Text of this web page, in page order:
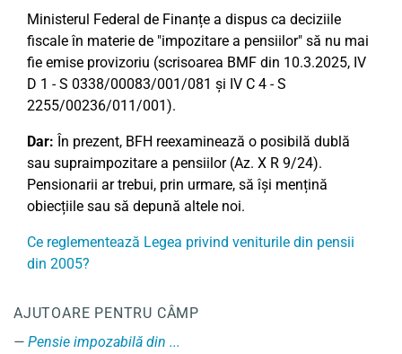
Ministerul Federal de Finanțe a dispus ca deciziile
fiscale în materie de "impozitare a pensiilor" să nu mai
fie emise provizoriu (scrisoarea BMF din 10.3.2025, IV
D 1 - S 0338/00083/001/081 și IV C 4 - S
2255/00236/011/001).
Dar: În prezent, BFH reexaminează o posibilă dublă
sau supraimpozitare a pensiilor (Az. X R 9/24).
Pensionarii ar trebui, prin urmare, să își mențină
obiecțiile sau să depună altele noi.
Ce reglementează Legea privind veniturile din pensii
din 2005?
AJUTOARE PENTRU CÂMP
Pensie impozabilă din ...